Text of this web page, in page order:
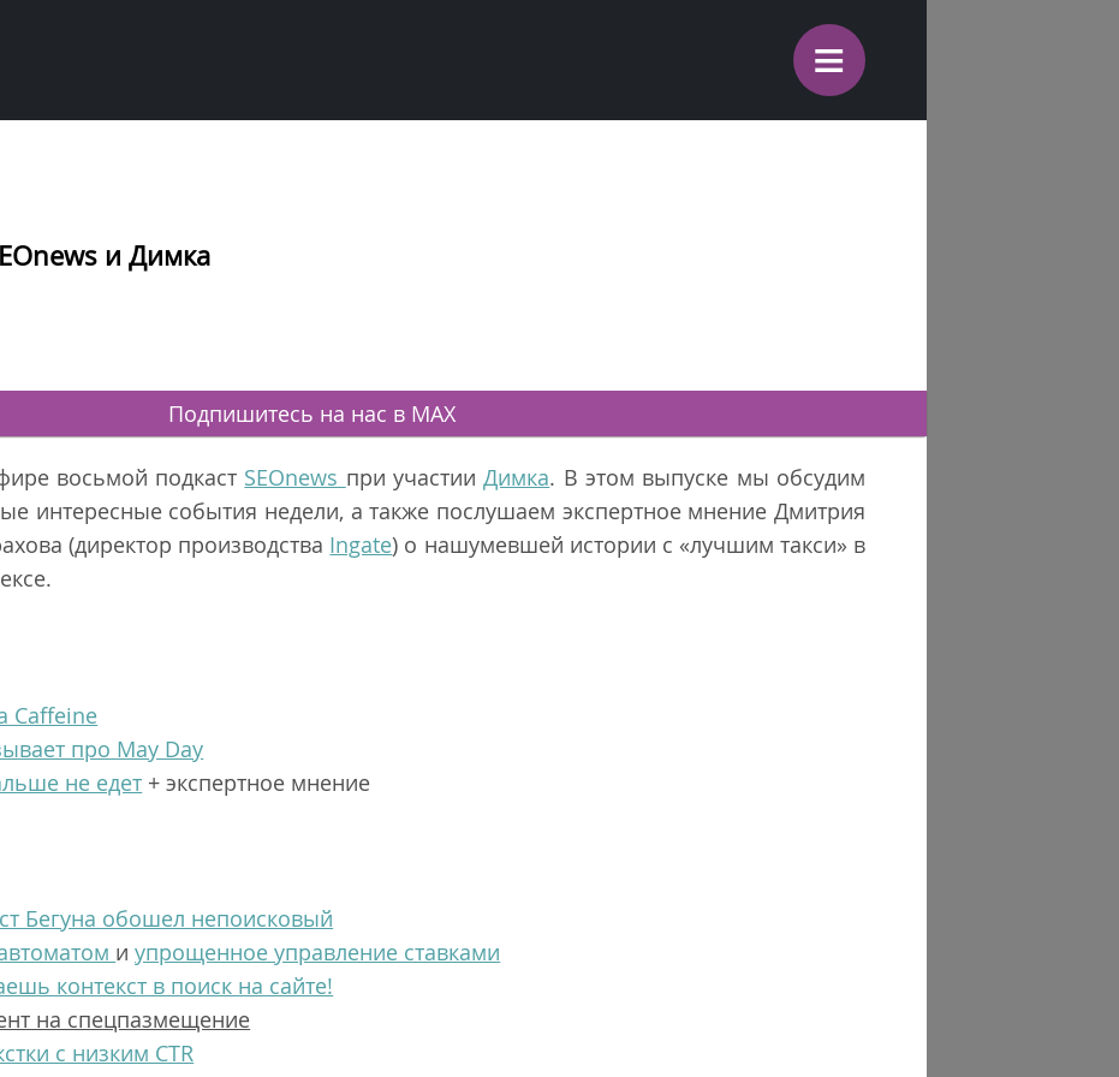
≡
и Димка
Подпишитесь на нас в MAX
восьмой подкаст SEOnews при участииДимка. В этом выпуске мы обсудим
интересные события недели, а также послушаем экспертное мнение Дмитрия
(директор производства Ingate) о нашумевшей истории с «лучшим такси» в
Caffeine
про May Day
не едет + экспертное мнение
Бегуна обошел непоисковый
иупрощенное управление ставками
контекст в поиск на сайте!
на спецпазмещение
с низким CTR